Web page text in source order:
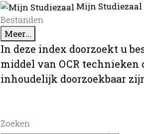
Mijn
Bestanden
Meer...
In deze index doorzoekt u
middel van OCR
inhoudelijk doorzoekbaar
Zoeken